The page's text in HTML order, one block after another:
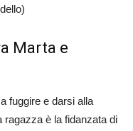
Marta e
fuggire e darsi alla
ragazza è la fidanzata di